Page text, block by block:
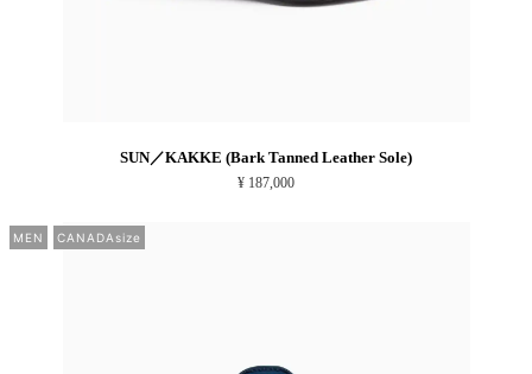
SUN／KAKKE (Bark Tanned Leather Sole)
¥ 187,000
MEN CANADAsize